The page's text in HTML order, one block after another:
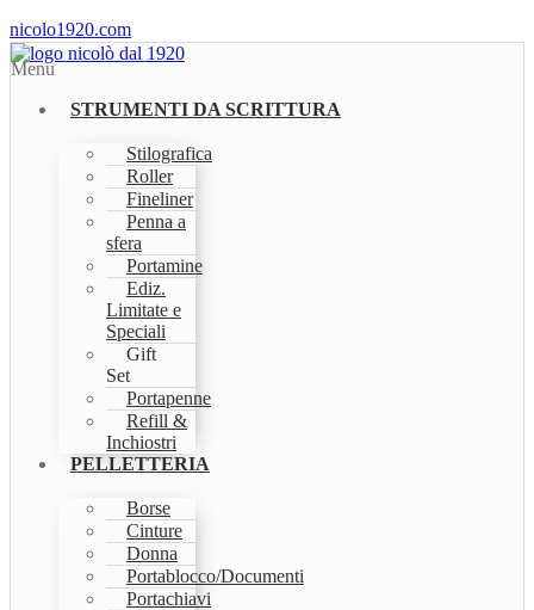
nicolo1920.com
Menu
STRUMENTI DA SCRITTURA
Stilografica
Roller
Fineliner
Penna a
sfera
Portamine
Ediz.
Limitate e
Speciali
Gift
Set
Portapenne
Refill &
Inchiostri
PELLETTERIA
Borse
Cinture
Donna
Portablocco/Documenti
Portachiavi